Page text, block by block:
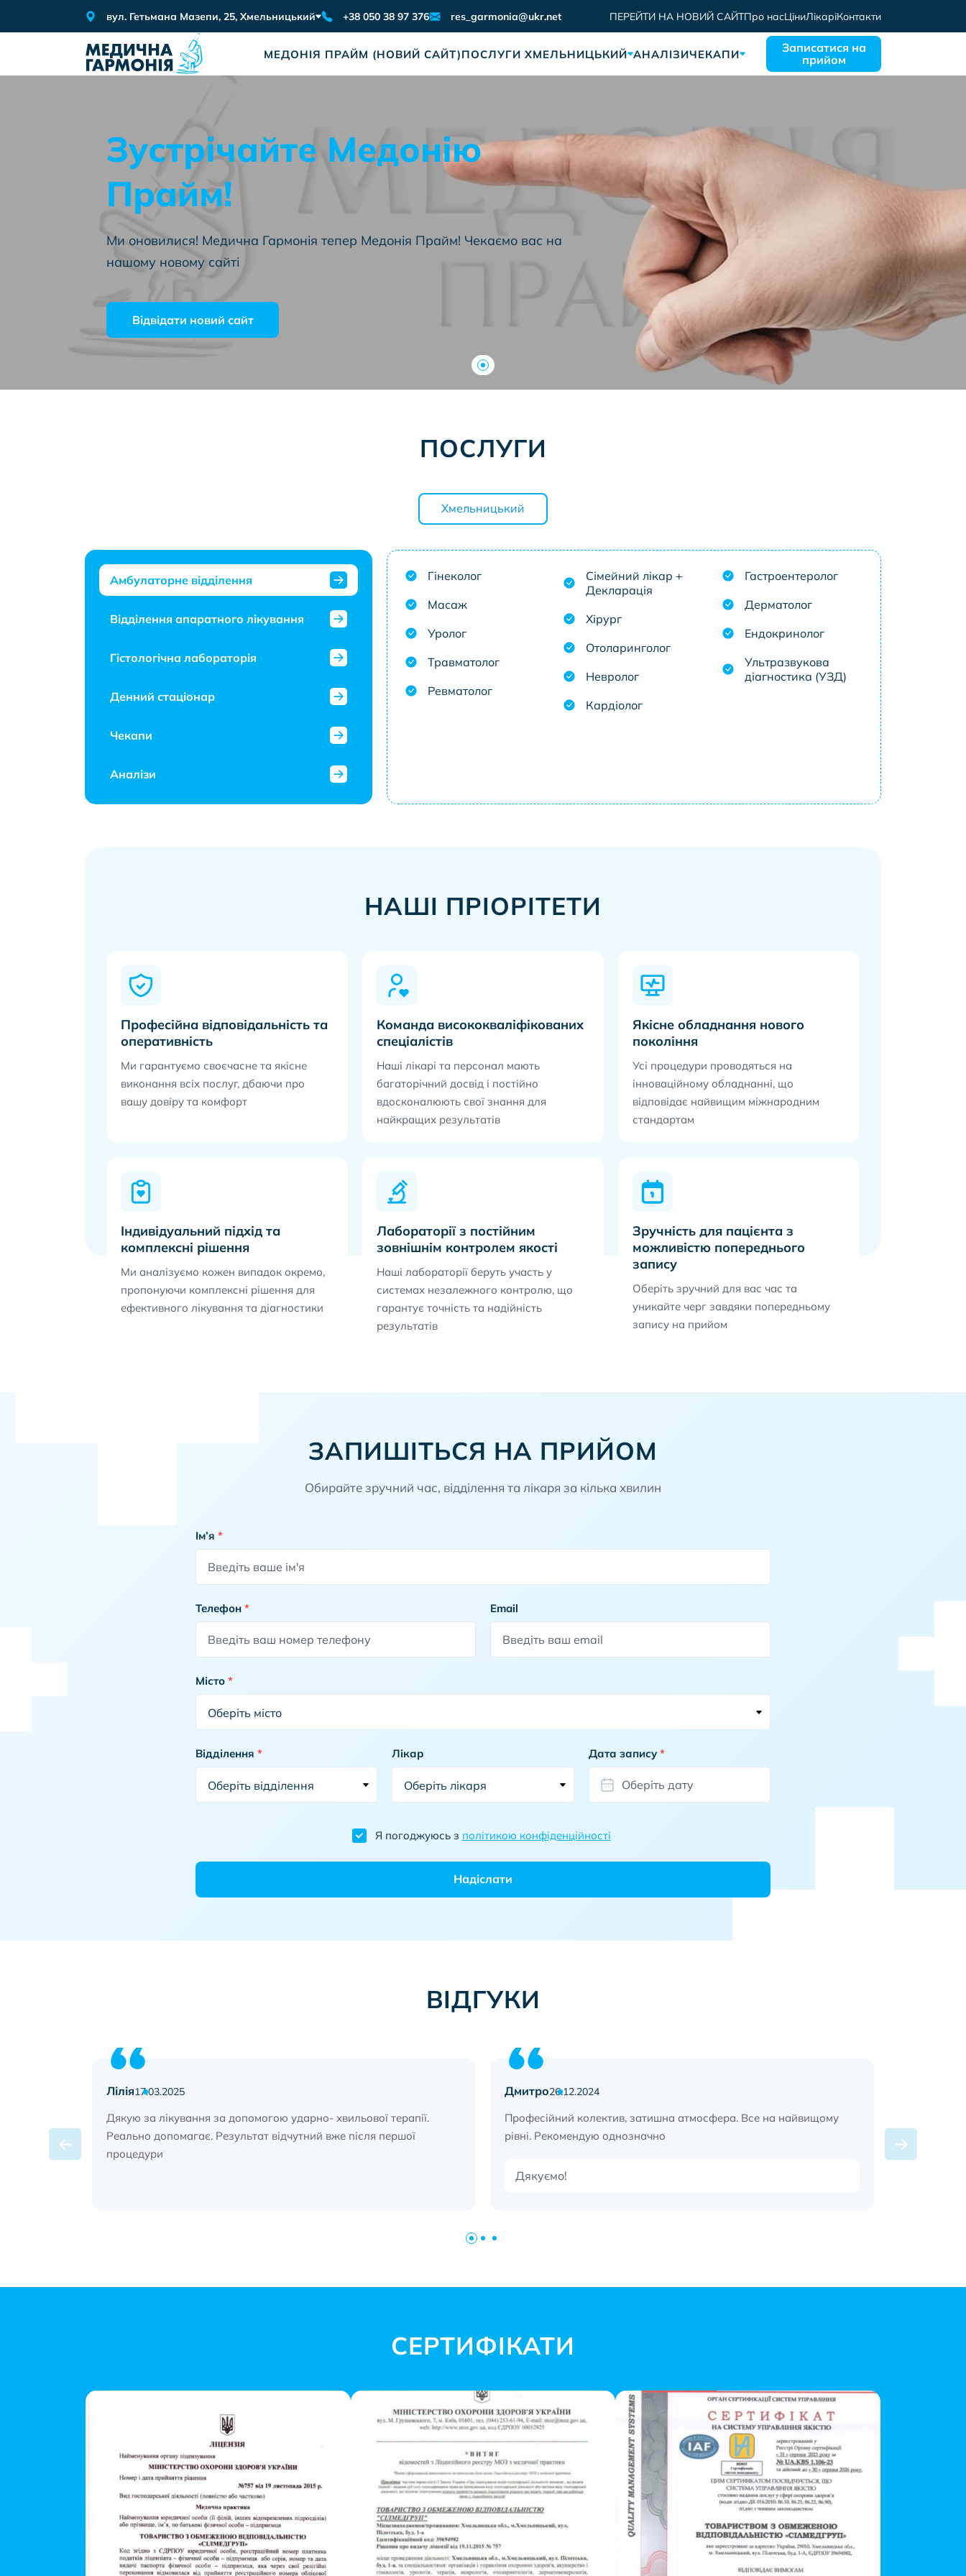
вул. Гетьмана Мазепи, 25, Хмельницький +38 050 38 97 376 res_garmonia@ukr.net ПЕРЕЙТИ НА НОВИЙ САЙТПро насЦіниЛікаріКонтакти
МЕДОНІЯ ПРАЙМ (НОВИЙ САЙТ)ПОСЛУГИ ХМЕЛЬНИЦЬКИЙ АНАЛІЗИЧЕКАПИ
Записатися на
прийом
Зустрічайте Медонію
Прайм!
Ми оновилися! Медична Гармонія тепер Медонія Прайм! Чекаємо вас на
нашому новому сайті
Відвідати новий сайт
ПОСЛУГИ
Хмельницький
Амбулаторне відділення
Відділення апаратного лікування
Гістологічна лабораторія
Денний стаціонар
Чекапи
Аналізи
Гінеколог
Масаж
Уролог
Травматолог
Ревматолог
Сімейний лікар +
Декларація
Хірург
Отоларинголог
Невролог
Кардіолог
Гастроентеролог
Дерматолог
Ендокринолог
Ультразвукова
діагностика (УЗД)
НАШІ ПРІОРІТЕТИ
Професійна відповідальність та
оперативність
Ми гарантуємо своєчасне та якісне
виконання всіх послуг, дбаючи про
вашу довіру та комфорт
Команда висококваліфікованих
спеціалістів
Наші лікарі та персонал мають
багаторічний досвід і постійно
вдосконалюють свої знання для
найкращих результатів
Якісне обладнання нового
покоління
Усі процедури проводяться на
інноваційному обладнанні, що
відповідає найвищим міжнародним
стандартам
Індивідуальний підхід та
комплексні рішення
Ми аналізуємо кожен випадок окремо,
пропонуючи комплексні рішення для
ефективного лікування та діагностики
Лабораторії з постійним
зовнішнім контролем якості
Наші лабораторії беруть участь у
системах незалежного контролю, що
гарантує точність та надійність
результатів
Зручність для пацієнта з
можливістю попереднього
запису
Оберіть зручний для вас час та
уникайте черг завдяки попередньому
запису на прийом
ЗАПИШІТЬСЯ НА ПРИЙОМ
Обирайте зручний час, відділення та лікаря за кілька хвилин
Ім’я *
Телефон * Email
Місто *
Відділення * Лікар Дата запису *
Я погоджуюсь з політикою конфіденційності
Надіслати
ВІДГУКИ
Лілія17.03.2025
Дякую за лікування за допомогою ударно- хвильової терапії.
Реально допомагає. Результат відчутний вже після першої
процедури
Дмитро26.12.2024
Професійний колектив, затишна атмосфера. Все на найвищому
рівні. Рекомендую однозначно
Дякуємо!
of
СЕРТИФІКАТИ